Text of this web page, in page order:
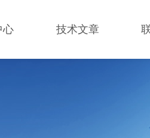
心 技术文章